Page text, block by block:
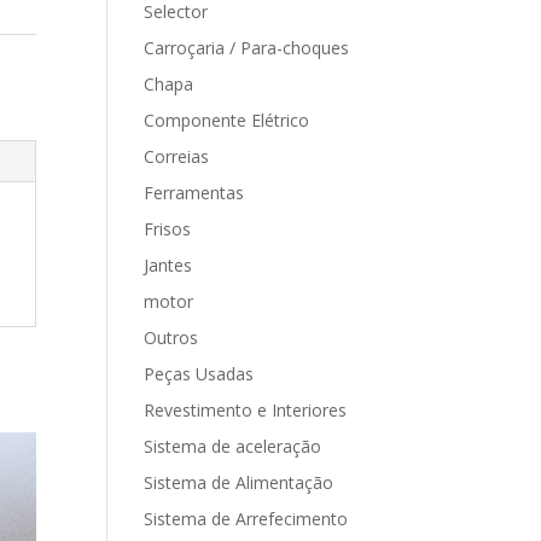
Selector
Carroçaria / Para-choques
Chapa
Componente Elétrico
Correias
Ferramentas
Frisos
Jantes
motor
Outros
Peças Usadas
Revestimento e Interiores
Sistema de aceleração
Sistema de Alimentação
Sistema de Arrefecimento